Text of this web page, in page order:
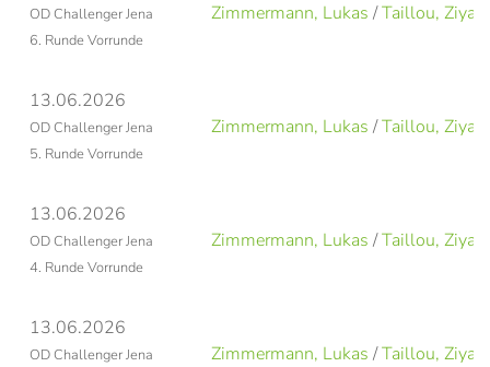
OD Challenger Jena
6. Runde Vorrunde
Zimmermann, Lukas /Taillou, Ziyad
13.06.2026
OD Challenger Jena
5. Runde Vorrunde
Zimmermann, Lukas /Taillou, Ziyad
13.06.2026
OD Challenger Jena
4. Runde Vorrunde
Zimmermann, Lukas /Taillou, Ziyad
13.06.2026
OD Challenger Jena
Zimmermann, Lukas /Taillou, Ziyad